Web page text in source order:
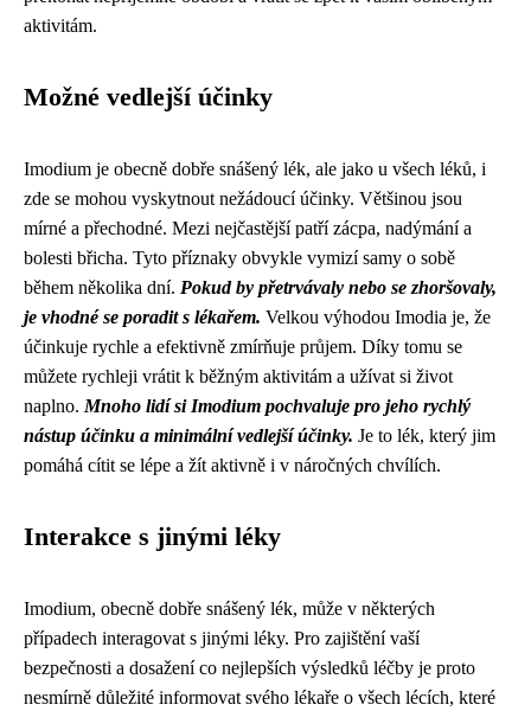
aktivitám.
Možné vedlejší účinky
Imodium je obecně dobře snášený lék, ale jako u všech léků, i
zde se mohou vyskytnout nežádoucí účinky. Většinou jsou
mírné a přechodné. Mezi nejčastější patří zácpa, nadýmání a
bolesti břicha. Tyto příznaky obvykle vymizí samy o sobě
během několika dní. Pokud by přetrvávaly nebo se zhoršovaly,
je vhodné se poradit s lékařem. Velkou výhodou Imodia je, že
účinkuje rychle a efektivně zmírňuje průjem. Díky tomu se
můžete rychleji vrátit k běžným aktivitám a užívat si život
naplno. Mnoho lidí si Imodium pochvaluje pro jeho rychlý
nástup účinku a minimální vedlejší účinky. Je to lék, který jim
pomáhá cítit se lépe a žít aktivně i v náročných chvílích.
Interakce s jinými léky
Imodium, obecně dobře snášený lék, může v některých
případech interagovat s jinými léky. Pro zajištění vaší
bezpečnosti a dosažení co nejlepších výsledků léčby je proto
nesmírně důležité informovat svého lékaře o všech lécích, které